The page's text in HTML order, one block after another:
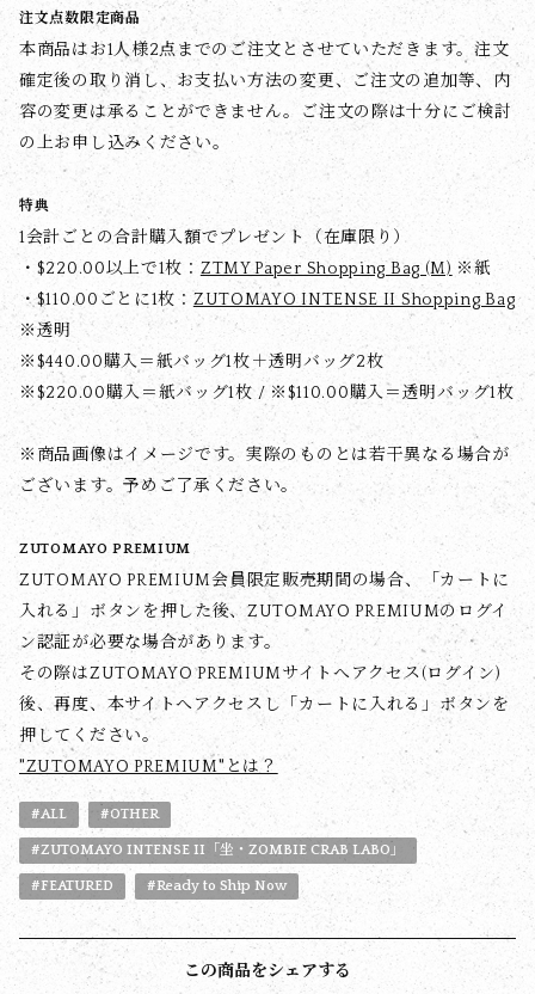
注文点数限定商品
本商品はお1人様2点までのご注文とさせていただきます。注文
確定後の取り消し、お支払い方法の変更、ご注文の追加等、内
容の変更は承ることができません。ご注文の際は十分にご検討
の上お申し込みください。
特典
1会計ごとの合計購入額でプレゼント（在庫限り）
・$‌220.00以上で1枚： ZTMY Paper Shopping Bag (M) ※紙
・$‌110.00ごとに1枚： ZUTOMAYO INTENSE II Shopping Bag
※透明
※$‌440.00購入＝紙バッグ1枚＋透明バッグ2枚
※$‌220.00購入＝紙バッグ1枚 / ※$‌110.00購入＝透明バッグ1枚
※商品画像はイメージです。実際のものとは若干異なる場合が
ございます。予めご了承ください。
ZUTOMAYO PREMIUM
ZUTOMAYO PREMIUM会員限定販売期間の場合、「カートに
入れる」ボタンを押した後、ZUTOMAYO PREMIUMのログイ
ン認証が必要な場合があります。
その際はZUTOMAYO PREMIUMサイトへアクセス(ログイン)
後、再度、本サイトへアクセスし「カートに入れる」ボタンを
押してください。
"ZUTOMAYO PREMIUM"とは？
#ALL #OTHER
#ZUTOMAYO INTENSE II「坐・ZOMBIE CRAB LABO」
#FEATURED #Ready to Ship Now
この商品をシェアする